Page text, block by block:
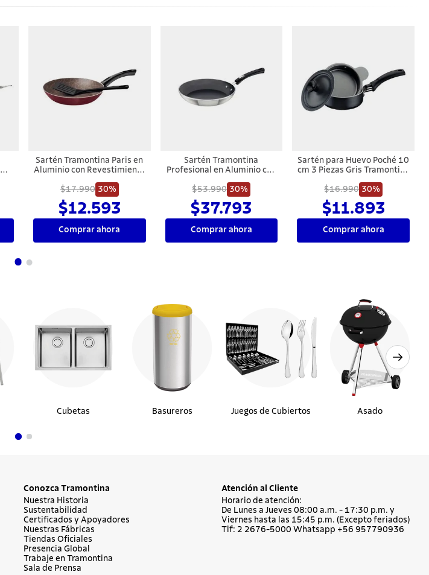
Sartén Tramontina Paris en
Aluminio con Revestimiento
Antiadherente Starflon Max
Rojo con Espátula de Nylon
20 cm 0,8 L
$17.990 30%
$12.593
Comprar ahora
Sartén Tramontina
Profesional en Aluminio con
Antiadherente Starflon
Premium y Acabado
Externo Lijado 26 cm 2 L
$53.990 30%
$37.793
Comprar ahora
Sartén para Huevo Poché 10
cm 3 Piezas Gris Tramontina
$16.990 30%
$11.893
Comprar ahora
Cubetas Basureros Juegos de Cubiertos Asado
Conozca Tramontina
Nuestra Historia
Sustentabilidad
Certificados y Apoyadores
Nuestras Fábricas
Tiendas Oficiales
Presencia Global
Trabaje en Tramontina
Sala de Prensa
Atención al Cliente
Horario de atención:
De Lunes a Jueves 08:00 a.m. - 17:30 p.m. y
Viernes hasta las 15:45 p.m. (Excepto feriados)
Tlf: 2 2676-5000 Whatsapp +56 957790936